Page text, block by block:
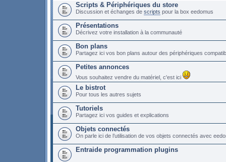
Scripts & Périphériques du store
Discussion et échanges de scripts pour la box eedomus
Présentations
Décrivez votre installation à la communauté
Bon plans
Partagez ici vos bon plans autour des périphériques
Petites annonces
Vous souhaitez vendre du matériel, c'est ici
Le bistrot
Pour tous les autres sujets
Tutoriels
Partagez ici vos guides et explications
Objets connectés
On parle ici de l’utilisation de vos objets connectés avec
Entraide programmation plugins